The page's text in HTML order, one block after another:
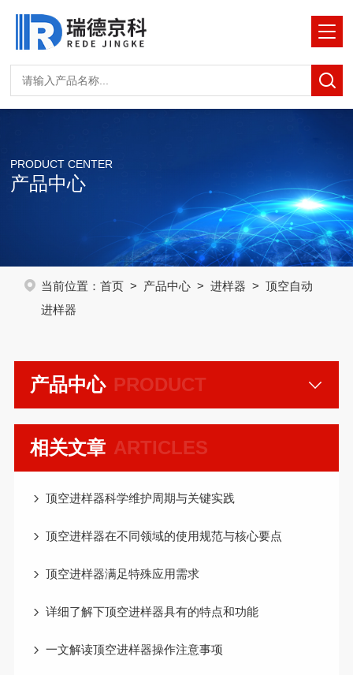
PRODUCT CENTER
产品中心
当前位置： 首页> 产品中心> 进样器 > 顶空自动
进样器
PRODUCT
产品中心
ARTICLES
相关文章
顶空进样器科学维护周期与关键实践
顶空进样器在不同领域的使用规范与核心要点
顶空进样器满足特殊应用需求
详细了解下顶空进样器具有的特点和功能
一文解读顶空进样器操作注意事项